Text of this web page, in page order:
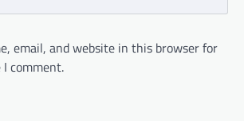
email, and website in this browser for
comment.